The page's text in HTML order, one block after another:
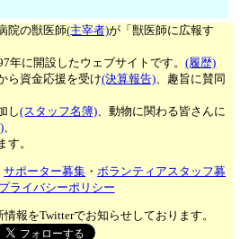
院の獣医師(主宰者)が「獣医師に広報す
年に開設したウェブサイトです。(履歴)
ら資金応援を受け(決算報告)、趣旨に賛同
し(スタッフ名簿)、動物に関わる皆さんに
、
す。
サポーター募集 ・ボランティアスタッフ募
プライバシーポリシー
報をTwitterでお知らせしております。